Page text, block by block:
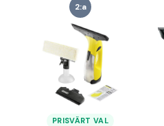
2:a
PRISVÄRT VAL